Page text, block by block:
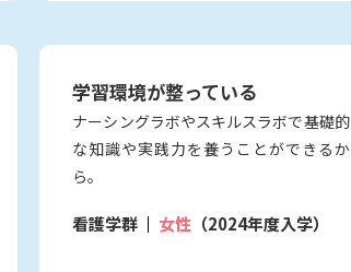
学習環境が整っている
ナーシングラボやスキルスラボで基礎的
な知識や実践力を養うことができるか
ら。
看護学群 女性 （2024年度入学）